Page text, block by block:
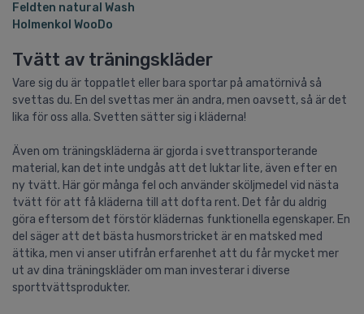
Feldten natural Wash
Holmenkol WooDo
Tvätt av träningskläder
Vare sig du är toppatlet eller bara sportar på amatörnivå så
svettas du. En del svettas mer än andra, men oavsett, så är det
lika för oss alla. Svetten sätter sig i kläderna!
Även om träningskläderna är gjorda i svettransporterande
material, kan det inte undgås att det luktar lite, även efter en
ny tvätt. Här gör många fel och använder sköljmedel vid nästa
tvätt för att få kläderna till att dofta rent. Det får du aldrig
göra eftersom det förstör klädernas funktionella egenskaper. En
del säger att det bästa husmorstricket är en matsked med
ättika, men vi anser utifrån erfarenhet att du får mycket mer
ut av dina träningskläder om man investerar i diverse
sporttvättsprodukter.